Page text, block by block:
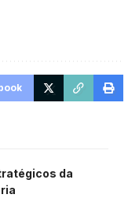
da